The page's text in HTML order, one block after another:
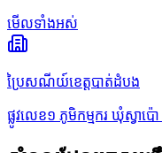
មើលទាំងអស់
ប្រៃសណីយ៍ខេត្តបាត់ដំបង
ផ្លូវលេខ១ ភូមិកម្មករ ឃុំស្វា